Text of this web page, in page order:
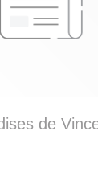
de